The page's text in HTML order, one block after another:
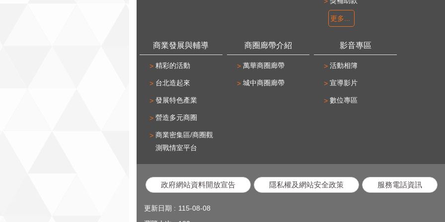
更多...
商業發展與輔導
精彩的活動
台北造起來
發展特色產業
營造多元商圈
商業密集區/商圈觀
測戰情室平台
商圈廊帶介紹
萬華商圈廊帶
城中商圈廊帶
影音專區
活動相簿
宣導影片
數位專區
政府網站資料開放宣告 隱私權及網站安全政策 服務電話資訊
更新日期
115-08-08